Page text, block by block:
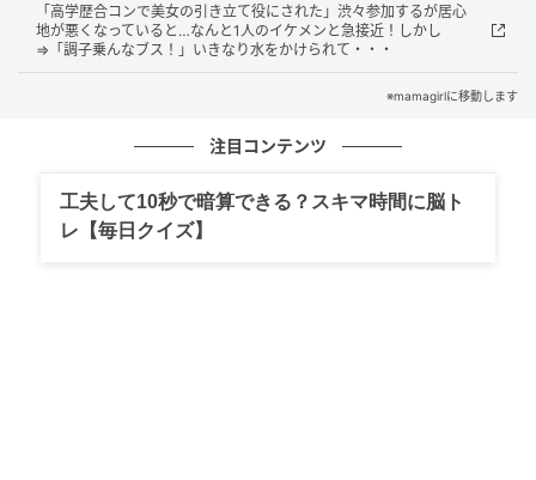
「高学歴合コンで美女の引き立て役にされた」渋々参加するが居心
地が悪くなっていると…なんと1人のイケメンと急接近！しかし
⇒「調子乗んなブス！」いきなり水をかけられて・・・
※mamagirlに移動します
注目コンテンツ
工夫して10秒で暗算できる？スキマ時間に脳ト
レ【毎日クイズ】